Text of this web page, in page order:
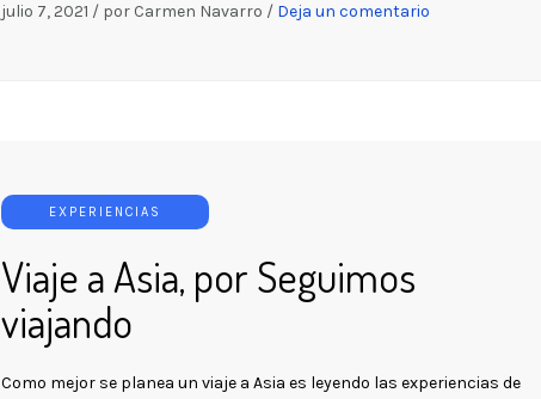
julio 7, 2021 / por Carmen Navarro / Deja un comentario
EXPERIENCIAS
Viaje a Asia, por Seguimos
viajando
Como mejor se planea un viaje a Asia es leyendo las experiencias de